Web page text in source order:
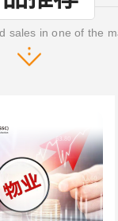
sales in one of the